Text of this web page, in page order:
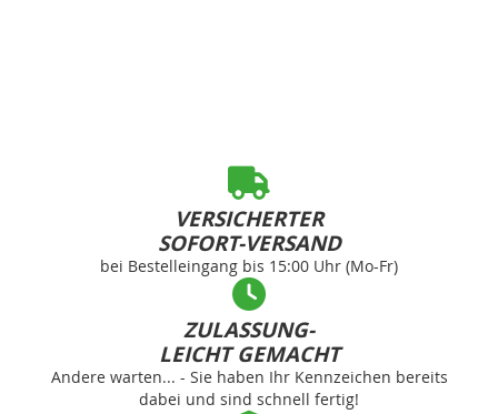
VERSICHERTER
SOFORT-VERSAND
bei Bestelleingang bis 15:00 Uhr (Mo-Fr)
ZULASSUNG-
LEICHT GEMACHT
Andere warten... - Sie haben Ihr Kennzeichen bereits
dabei und sind schnell fertig!